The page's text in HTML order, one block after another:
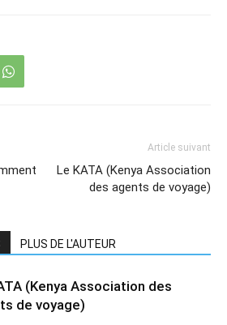
Article suivant
Le KATA (Kenya Association
des agents de voyage)
PLUS DE L'AUTEUR
(Kenya Association des
de voyage)